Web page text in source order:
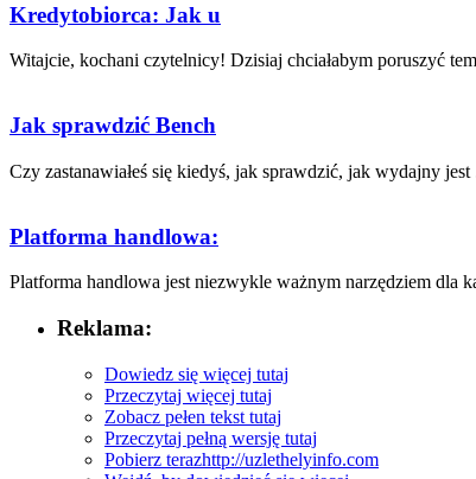
Kredytobiorca: Jak u
Witajcie, kochani czytelnicy! Dzisiaj chciałabym ​poruszyć
Jak sprawdzić Bench
Czy zastanawiałeś się kiedyś, jak sprawdzić,⁤ jak wydajny ⁢jest
Platforma handlowa:
Platforma handlowa ‍jest niezwykle ważnym narzędziem⁢ dla
Reklama:
Dowiedz się więcej tutaj
Przeczytaj więcej tutaj
Zobacz pełen tekst tutaj
Przeczytaj pełną wersję tutaj
Pobierz terazhttp://uzlethelyinfo.com